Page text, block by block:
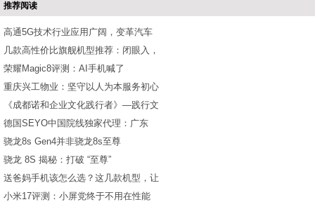
推荐阅读
高通5G技术行业应用广阔，变革汽车
几款高性价比旗舰机型推荐：闭眼入，
荣耀Magic8评测：AI手机喊了
重庆兴工物业：坚守以人为本服务初心
《成都诺和企业文化践行者》—践行文
德国SEYO中国院线独家代理：广东
骁龙8s Gen4并非骁龙8s至尊
骁龙 8S 揭秘：打破 “至尊”
送爸妈手机该怎么选？这几款机型，让
小米17评测：小屏党终于不用在性能